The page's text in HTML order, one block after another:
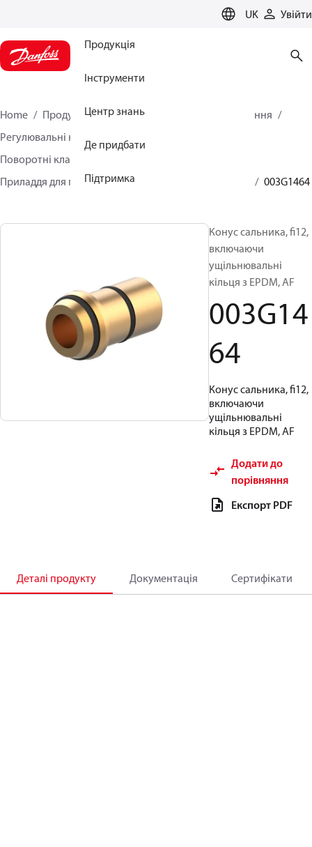
UK Увійти
Продукція
Інструменти
Центр знань
Де придбати
Підтримка
Home Продукція
Кліматичні рішення для опалення
Регулювальні клапани з електроприводом
Поворотні клапани
Приладдя для поворотних регулювальних клапанів
003G1464
Конус сальника, fi12,
включаючи
ущільнювальні
кільця з EPDM, AF
003G14
64
Конус сальника, fi12,
включаючи
ущільнювальні
кільця з EPDM, AF
Додати до
порівняння
Експорт PDF
Деталі продукту Документація Сертифікати